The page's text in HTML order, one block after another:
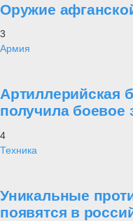
Оружие
3
Армия
Артиллерийская
получила боевое
4
Техника
Уникальные
появятся в